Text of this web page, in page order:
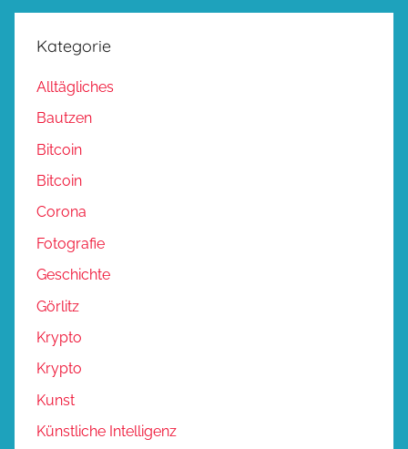
Kategorie
Alltägliches
Bautzen
Bitcoin
Bitcoin
Corona
Fotografie
Geschichte
Görlitz
Krypto
Krypto
Kunst
Künstliche Intelligenz